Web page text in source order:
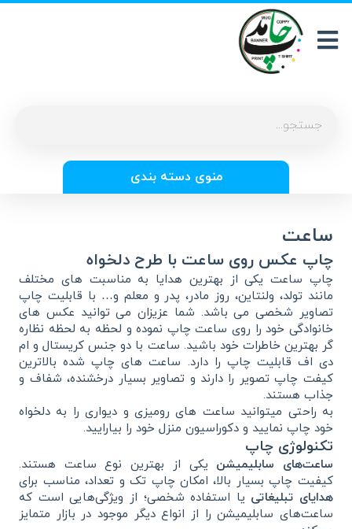
منوی دسته بندی
ساعت
چاپ عکس روی ساعت با طرح دلخواه
چاپ ساعت یکی از بهترین هدایا به مناسبت های مختلف
مانند تولد، ولنتاین، روز مادر، پدر و معلم و… با قابلیت چاپ
تصاویر شخصی می باشد. شما عزیزان می توانید عکس های
خانوادگی خود را روی ساعت چاپ نموده و لحظه به لحظه نظاره
گر بهترین خاطرات خود باشید. ساعت با دو جنس کریستال و ام
دی اف قابلیت چاپ را دارد. ساعت های چاپ شده بالاترین
کیفت چاپ تصویر را دارند و تصاویر بسیار درخشنده، شفاف و
جذاب هستند.
به راحتی میتوانید ساعت های رومیزی و دیواری را به دلخواه
خود چاپ نمایید و دکوراسیون منزل خود را بیارایید.
تکنولوژی چاپ
ساعت‌های سابلیمیشن یکی از بهترین نوع‌ ساعت‌ هستند.
کیفیت چاپ بسیار بالا، امکان چاپ تک و تعداد، مناسب برای
هدایای تبلیغاتی یا استفاده شخصی؛ از ویژگی‌هایی است که
ساعت‌های سابلیمیشن را از انواع دیگر موجود در بازار متمایز